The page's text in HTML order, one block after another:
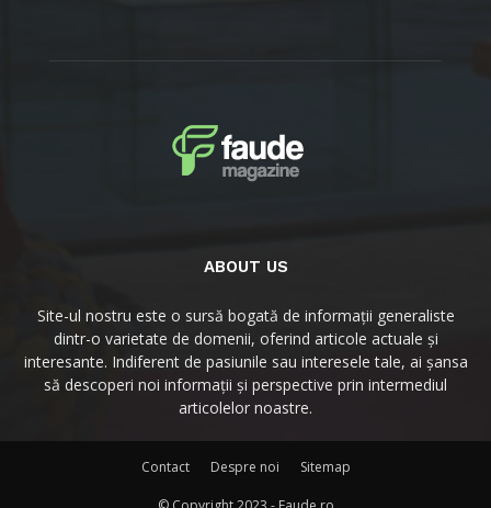
ABOUT US
Site-ul nostru este o sursă bogată de informații generaliste
dintr-o varietate de domenii, oferind articole actuale și
interesante. Indiferent de pasiunile sau interesele tale, ai șansa
să descoperi noi informații și perspective prin intermediul
articolelor noastre.
Contact Despre noi Sitemap